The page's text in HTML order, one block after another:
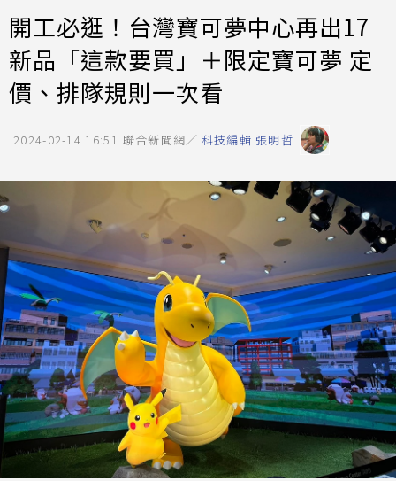
開工必逛！台灣寶可夢中心再出17
新品「這款要買」＋限定寶可夢 定
價、排隊規則一次看
2024-02-14 16:51 聯合新聞網／ 科技編輯 張明哲